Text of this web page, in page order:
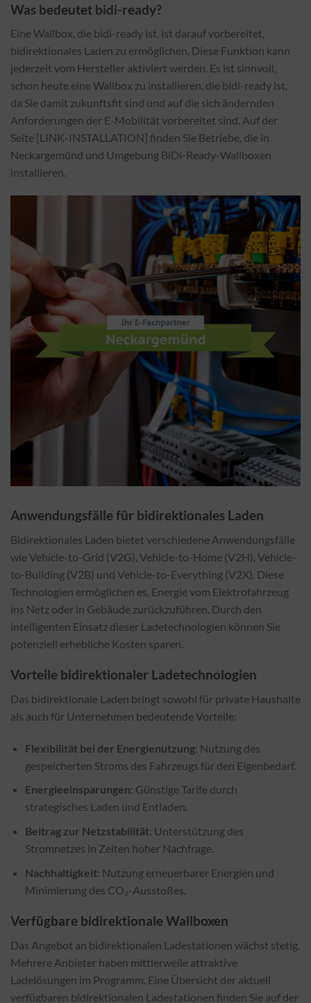
Was bedeutet bidi-ready?
Eine Wallbox, die bidi-ready ist, ist darauf vorbereitet,
bidirektionales Laden zu ermöglichen. Diese Funktion kann
jederzeit vom Hersteller aktiviert werden. Es ist sinnvoll,
schon heute eine Wallbox zu installieren, die bidi-ready ist,
da Sie damit zukunftsfit sind und auf die sich ändernden
Anforderungen der E-Mobilität vorbereitet sind. Auf der
Seite [LINK-INSTALLATION] finden Sie Betriebe, die in
Neckargemünd und Umgebung BiDi-Ready-Wallboxen
installieren.
Anwendungsfälle für bidirektionales Laden
Bidirektionales Laden bietet verschiedene Anwendungsfälle
wie Vehicle-to-Grid (V2G), Vehicle-to-Home (V2H), Vehicle-
to-Building (V2B) und Vehicle-to-Everything (V2X). Diese
Technologien ermöglichen es, Energie vom Elektrofahrzeug
ins Netz oder in Gebäude zurückzuführen. Durch den
intelligenten Einsatz dieser Ladetechnologien können Sie
potenziell erhebliche Kosten sparen.
Vorteile bidirektionaler Ladetechnologien
Das bidirektionale Laden bringt sowohl für private Haushalte
als auch für Unternehmen bedeutende Vorteile:
Flexibilität bei der Energienutzung: Nutzung des
gespeicherten Stroms des Fahrzeugs für den Eigenbedarf.
Energieeinsparungen: Günstige Tarife durch
strategisches Laden und Entladen.
Beitrag zur Netzstabilität: Unterstützung des
Stromnetzes in Zeiten hoher Nachfrage.
Nachhaltigkeit: Nutzung erneuerbarer Energien und
Minimierung des CO₂-Ausstoßes.
Verfügbare bidirektionale Wallboxen
Das Angebot an bidirektionalen Ladestationen wächst stetig.
Mehrere Anbieter haben mittlerweile attraktive
Ladelösungen im Programm. Eine Übersicht der aktuell
verfügbaren bidirektionalen Ladestationen finden Sie auf der